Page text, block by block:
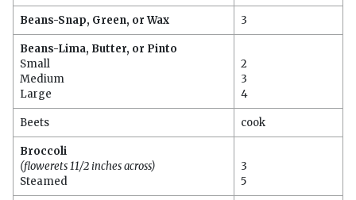
Beans-Snap, Green, or Wax 3
Beans-Lima, Butter, or Pinto
Small
Medium
Large
2
3
4
Beets cook
Broccoli
(flowerets 11/2 inches across)
Steamed
3
5